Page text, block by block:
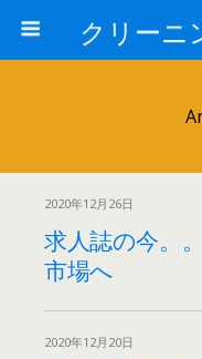
2020年12月26日
求人誌の今。
市場へ
2020年12月20日